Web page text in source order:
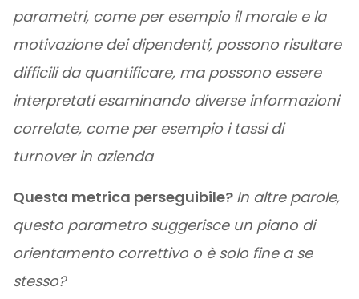
parametri, come per esempio il morale e la
motivazione dei dipendenti, possono risultare
difficili da quantificare, ma possono essere
interpretati esaminando diverse informazioni
correlate, come per esempio i tassi di
turnover in azienda
Questa metrica perseguibile? In altre parole,
questo parametro suggerisce un piano di
orientamento correttivo o è solo fine a se
stesso?